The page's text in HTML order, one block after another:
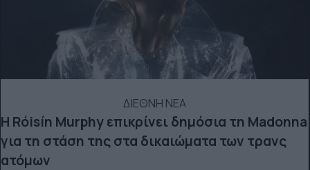
ΔΙΕΘΝΗ ΝΕΑ
Η Róisín Murphy επικρίνει δημόσια τη Madonna
για τη στάση της στα δικαιώματα των τρανς
ατόμων